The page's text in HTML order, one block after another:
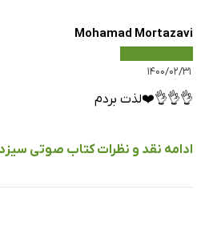
Mohamad Mortazavi
۱۴۰۰/۰۲/۳۱
👌👌👌❤️لذت بردم
ادامه نقد و نظرات کتاب صوتی